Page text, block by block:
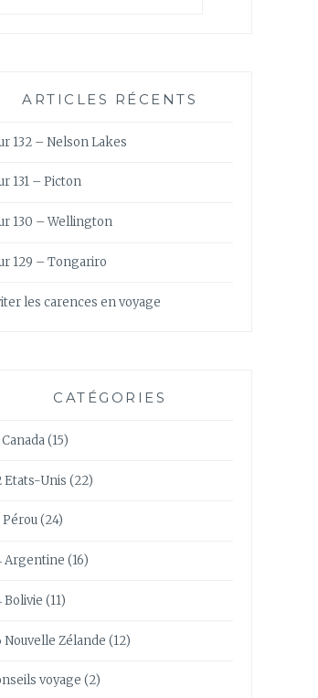
ARTICLES RÉCENTS
132 – Nelson Lakes
131 – Picton
130 – Wellington
129 – Tongariro
les carences en voyage
CATÉGORIES
Canada(15)
Etats-Unis (22)
Pérou(24)
Argentine (16)
Bolivie (11)
Nouvelle Zélande (12)
voyage (2)